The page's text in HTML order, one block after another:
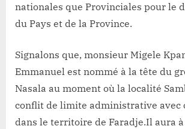
nationales que Provinciales pour le
du Pays et de la Province.
Signalons que, monsieur Migele
Emmanuel est nommé à la tête du
Nasala au moment où la localité
conflit de limite administrative avec
dans le territoire de Faradje.Il aura